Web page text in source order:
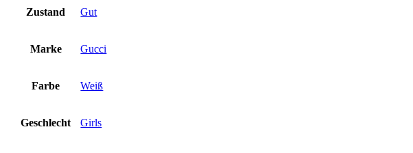
Zustand Gut
Marke Gucci
Farbe Weiß
Geschlecht Girls